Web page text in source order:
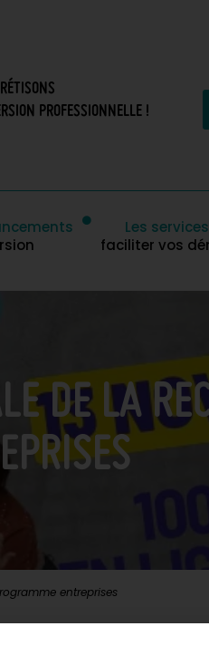
PROFESSIONNELLE !
Les
faciliter vos
DE LA
entreprises